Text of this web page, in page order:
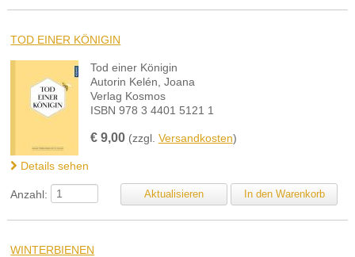
TOD EINER KÖNIGIN
Tod einer Königin
Autorin Kelén, Joana
Verlag Kosmos
ISBN 978 3 4401 5121 1
€9,00 (zzgl. Versandkosten)
Details sehen
Anzahl:
WINTERBIENEN